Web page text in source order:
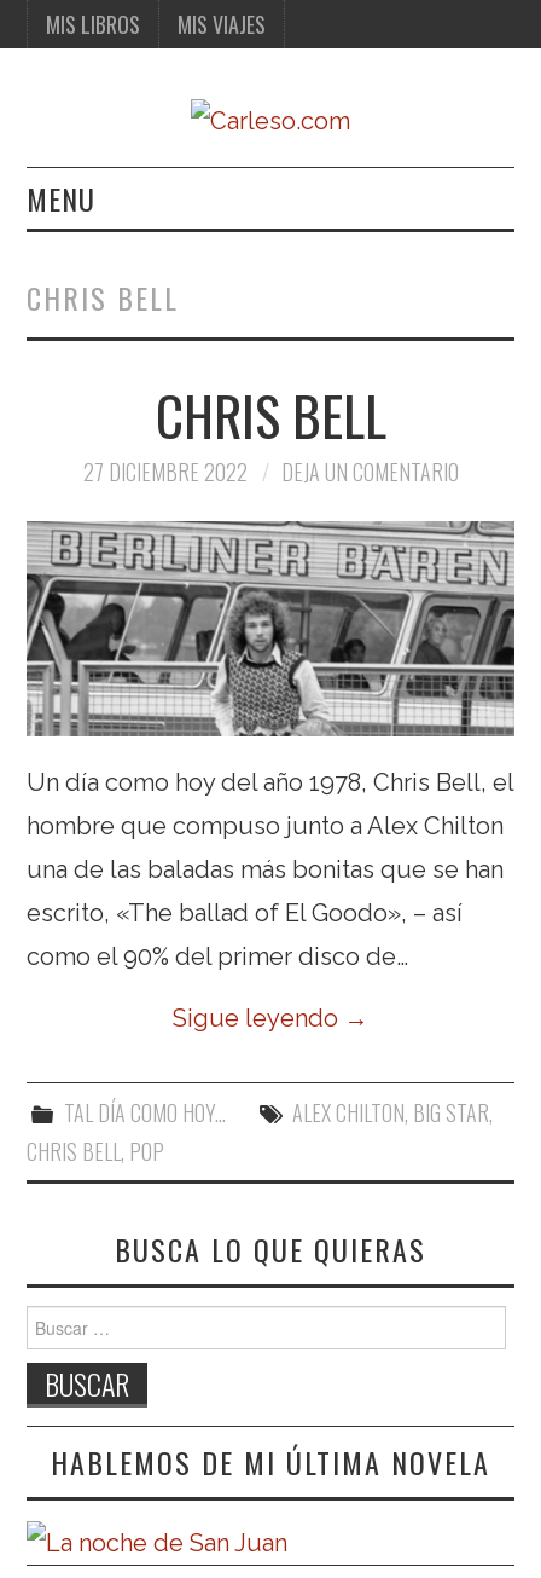
MIS LIBROS MIS VIAJES
MENU
MIS VIAJES
CHRIS BELL
CHRIS BELL
27 DICIEMBRE 2022 DEJA UN COMENTARIO
Un día como hoy del año 1978, Chris Bell, el
hombre que compuso junto a Alex Chilton
una de las baladas más bonitas que se han
escrito, «The ballad of El Goodo», – así
como el 90% del primer disco de…
Sigue leyendo →
TAL DÍA COMO HOY... ALEX CHILTON, BIG STAR,
CHRIS BELL, POP
BUSCA LO QUE QUIERAS
Buscar:
HABLEMOS DE MI ÚLTIMA NOVELA